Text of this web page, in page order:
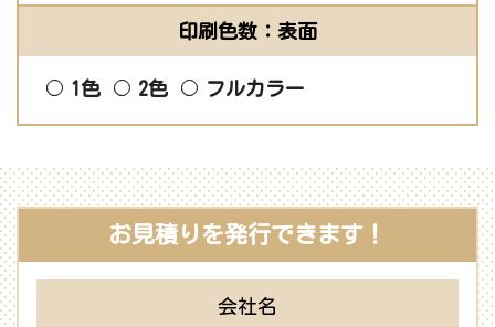
印刷色数：表面
1色 2色 フルカラー
お見積りを発行できます！
会社名